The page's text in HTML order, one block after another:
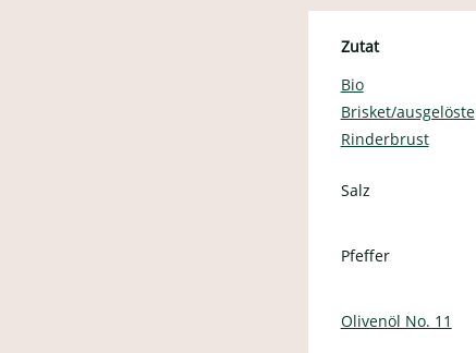
Zutat
Bio
Brisket/ausgelöste
Rinderbrust
Salz
Pfeffer
Olivenöl No. 11